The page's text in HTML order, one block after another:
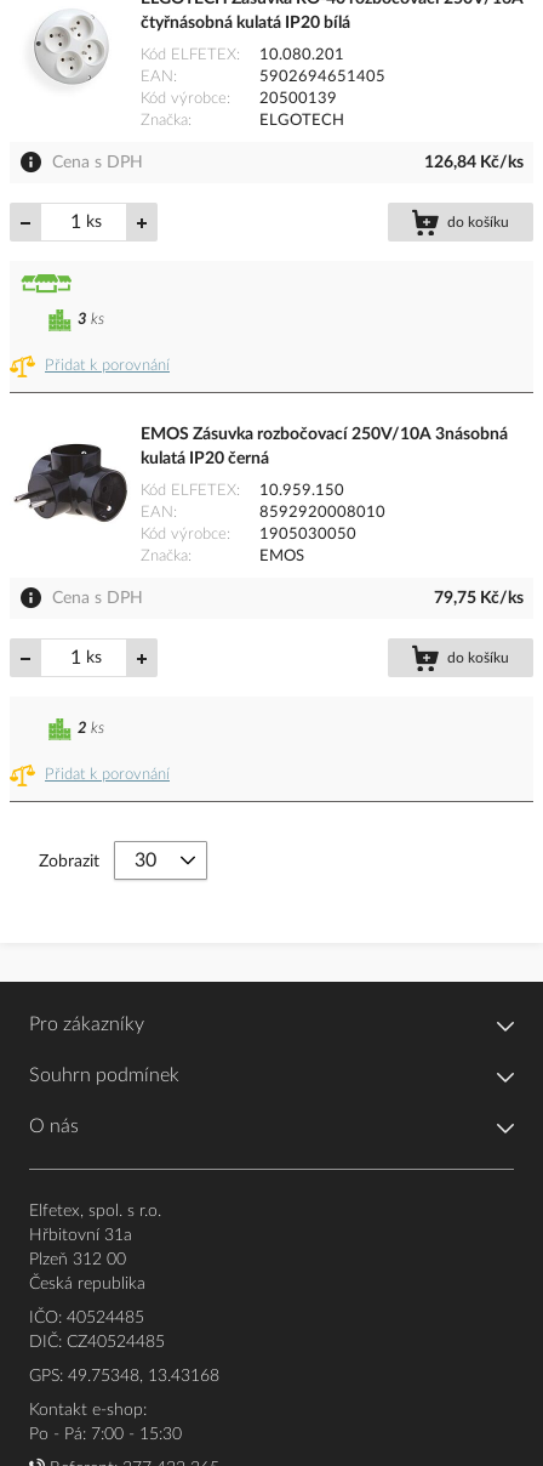
čtyřnásobná kulatá IP20 bílá
Kód ELFETEX
10.080.201
EAN
5902694651405
Kód výrobce
20500139
Značka
ELGOTECH
Cena s DPH 126,84 Kč/ks
ks do košíku
Přidat k porovnání
3 ks
EMOS Zásuvka rozbočovací 250V/10A 3násobná
kulatá IP20 černá
Kód ELFETEX
10.959.150
EAN
8592920008010
Kód výrobce
1905030050
Značka
EMOS
Cena s DPH 79,75 Kč/ks
ks do košíku
Přidat k porovnání
2 ks
Zobrazit
Pro zákazníky
Souhrn podmínek
O nás
Elfetex, spol. s r.o.
Hřbitovní 31a
Plzeň 312 00
Česká republika
IČO: 40524485
DIČ: CZ40524485
GPS: 49.75348, 13.43168
Kontakt e-shop:
Po - Pá: 7:00 - 15:30